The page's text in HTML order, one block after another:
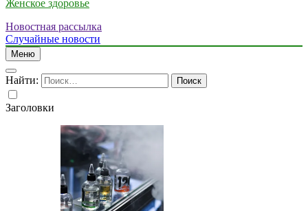
Женское здоровье
Новостная рассылка
Случайные новости
Меню
Найти:
Заголовки